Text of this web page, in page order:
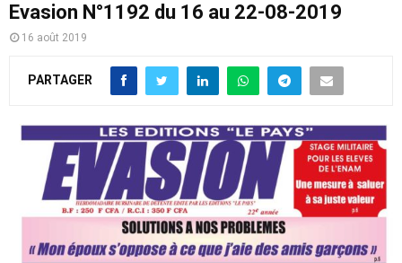
Evasion N°1192 du 16 au 22-08-2019
16 août 2019
PARTAGER